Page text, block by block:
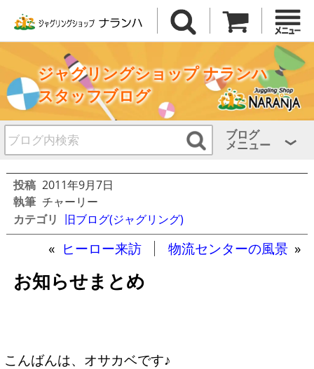
ジャグリングショップ ナランハ
スタッフブログ
ブログ
メニュー
投稿 2011年9月7日
執筆 チャーリー
カテゴリ 旧ブログ(ジャグリング)
« ヒーロー来訪 物流センターの風景 »
お知らせまとめ
こんばんは、オサカベです♪